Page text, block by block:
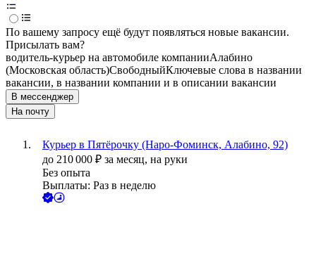
По вашему запросу ещё будут появляться новые вакансии.
Присылать вам?
водитель-курьер на автомобиле компанииАлабино
(Московская область)СвободныйКлючевые слова в названии
вакансии, в названии компании и в описании вакансии
В мессенджер
На почту
Курьер в Пятёрочку (Наро-Фоминск, Алабино, 92)
до 210 000 ₽ за месяц, на руки
Без опыта
Выплаты: Раз в неделю